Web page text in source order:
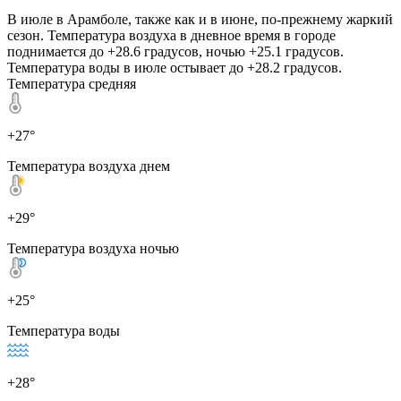
В июле в Арамболе, также как и в июне, по-прежнему жаркий
сезон. Температура воздуха в дневное время в городе
поднимается до +28.6 градусов, ночью +25.1 градусов.
Температура воды в июле остывает до +28.2 градусов.
Температура средняя
+27°
Температура воздуха днем
+29°
Температура воздуха ночью
+25°
Температура воды
+28°